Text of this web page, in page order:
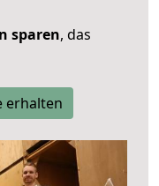
sparen, das
erhalten